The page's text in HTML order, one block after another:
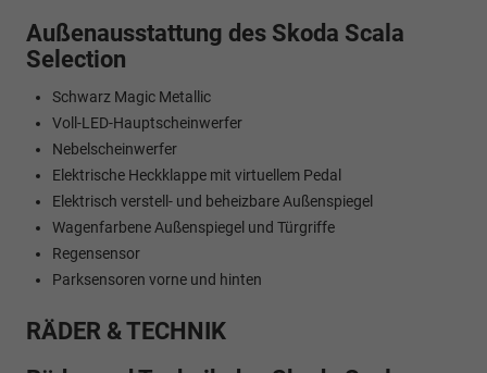
Außenausstattung des Skoda Scala
Selection
Schwarz Magic Metallic
Voll-LED-Hauptscheinwerfer
Nebelscheinwerfer
Elektrische Heckklappe mit virtuellem Pedal
Elektrisch verstell- und beheizbare Außenspiegel
Wagenfarbene Außenspiegel und Türgriffe
Regensensor
Parksensoren vorne und hinten
RÄDER & TECHNIK